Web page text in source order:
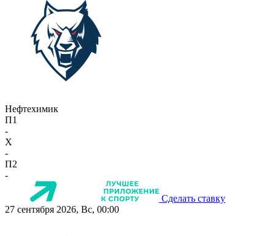
Нефтехимик
П1
-
X
-
П2
-
Сделать ставку
27 сентября 2026, Вс, 00:00